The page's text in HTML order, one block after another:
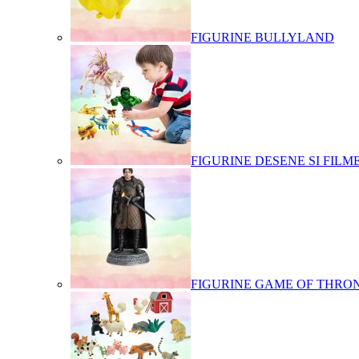
FIGURINE BULLYLAND
FIGURINE DESENE SI
FIGURINE GAME OF